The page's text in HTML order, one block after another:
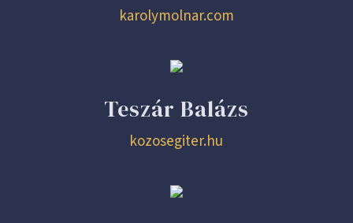
karolymolnar.com
Teszár Balázs
kozosegiter.hu